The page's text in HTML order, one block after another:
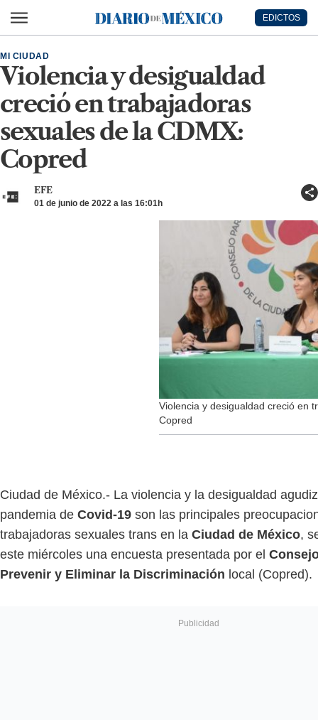
Diario de México
EDICTOS
Violencia y desigualdad
creció en trabajadoras
sexuales de la CDMX:
Copred
MI CIUDAD
EFE
01 de junio de 2022 a las 16:01h
Violencia y desigualdad creció en
Copred
Ciudad de México.- La violencia y la desigualdad
pandemia de Covid-19 son las principales
trabajadoras sexuales trans en la Ciudad de México,
este miércoles una encuesta presentada por el
Prevenir y Eliminar la Discriminación local (Copred).